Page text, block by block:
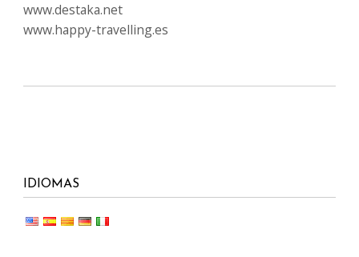
www.destaka.net
www.happy-travelling.es
IDIOMAS